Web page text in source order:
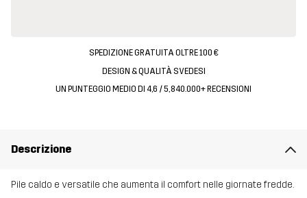
SPEDIZIONE GRATUITA OLTRE 100 €
DESIGN & QUALITÀ SVEDESI
UN PUNTEGGIO MEDIO DI 4,6 / 5, 840.000+ RECENSIONI
Descrizione
Pile caldo e versatile che aumenta il comfort nelle giornate fredde.